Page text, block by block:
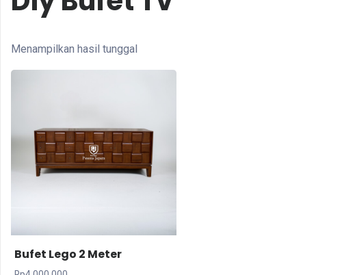
Menampilkan hasil tunggal
Bufet Lego 2 Meter